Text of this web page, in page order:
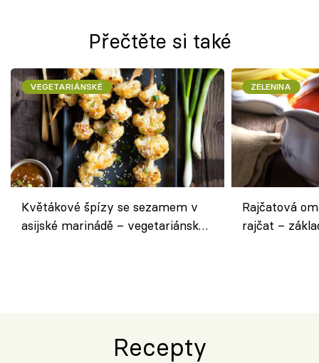
Přečtěte si také
VEGETARIÁNSKÉ
Květákové špízy se sezamem v
asijské marinádě – vegetariánská
ZELENINA
Rajčatová
rajčat –
Recepty